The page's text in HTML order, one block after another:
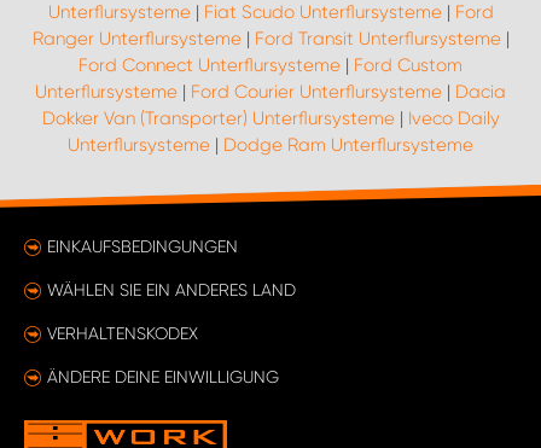
Unterflursysteme| Fiat Scudo Unterflursysteme| Ford
Ranger Unterflursysteme| Ford Transit Unterflursysteme|
Ford Connect Unterflursysteme | Ford Custom
Unterflursysteme | Ford Courier Unterflursysteme | Dacia
Dokker Van (Transporter) Unterflursysteme| Iveco Daily
Unterflursysteme | Dodge Ram Unterflursysteme
EINKAUFSBEDINGUNGEN
WÄHLEN SIE EIN ANDERES LAND
VERHALTENSKODEX
ÄNDERE DEINE EINWILLIGUNG